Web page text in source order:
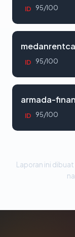
ID 95/100
ID 95/100
armada-
ID 95/100
Laporan ini